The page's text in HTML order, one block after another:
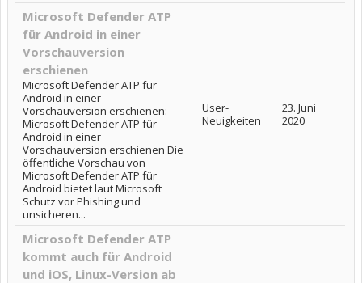
Microsoft Defender ATP
für Android in einer
Vorschauversion
erschienen
Microsoft Defender ATP für
Android in einer
Vorschauversion erschienen:
Microsoft Defender ATP für
Android in einer
Vorschauversion erschienen Die
öffentliche Vorschau von
Microsoft Defender ATP für
Android bietet laut Microsoft
Schutz vor Phishing und
unsicheren...
User-
Neuigkeiten
23. Juni
2020
Microsoft Defender ATP
kommt auch für Android
und iOS, Linux-Version ab